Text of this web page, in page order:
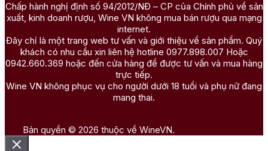
Chấp hành nghị định số 94/2012/NĐ – CP của Chính phủ về sản
xuất, kinh doanh rượu, Wine VN không mua bán rượu qua mạng
internet.
Đây chỉ là một trang web tư vấn và giới thiệu về sản phẩm. Quý
khách có nhu cầu xin liên hệ hotline 0977.898.007 Hoặc
0942.660.369 hoặc đến cửa hàng để được tư vấn và mua hàng
trực tiếp.
Wine VN không phục vụ cho người dưới 18 tuổi và phụ nữ đang
mang thai.
Bản quyền © 2026 thuộc về WineVN.